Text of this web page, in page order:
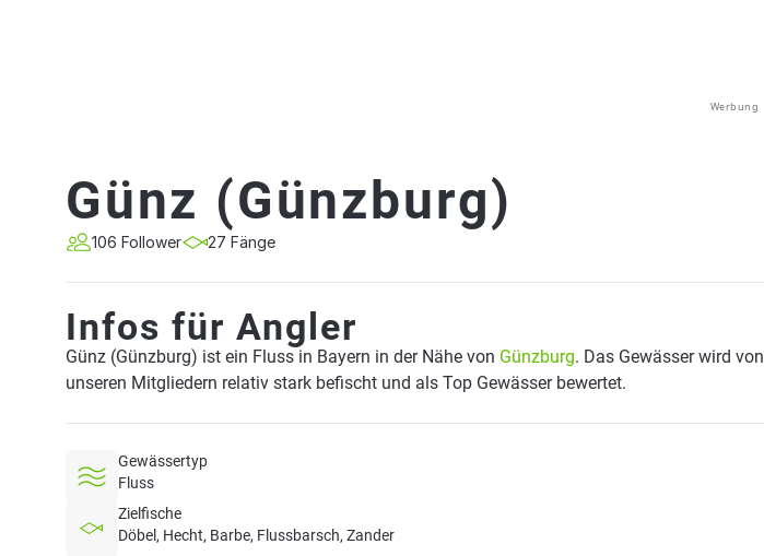
Werbung
Günz (Günzburg)
106 Follower 27 Fänge
Infos für Angler
Günz (Günzburg) ist ein Fluss in Bayern in der Nähe von Günzburg. Das Gewässer wird von
unseren Mitgliedern relativ stark befischt und als Top Gewässer bewertet.
Gewässertyp
Fluss
Zielfische
Döbel, Hecht, Barbe, Flussbarsch, Zander